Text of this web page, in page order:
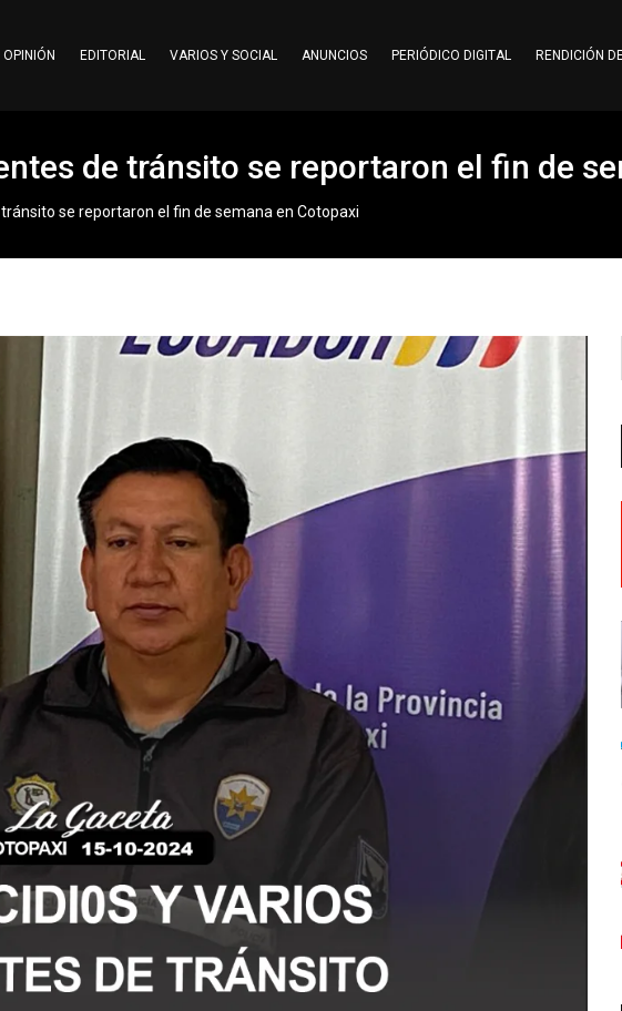
OPINIÓN EDITORIAL VARIOS Y SOCIAL ANUNCIOS PERIÓDICO DIGITAL RENDICIÓN
de tránsito se reportaron el fin de
se reportaron el fin de semana en Cotopaxi